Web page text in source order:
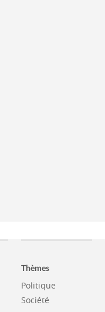
Thèmes
Politique
Société